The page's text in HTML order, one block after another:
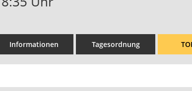
Informationen Tagesordnung